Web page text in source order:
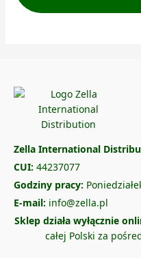
Zella International
CUI: 44237077
Godziny pracy:
E-mail: info@zella.pl
Sklep działa wyłącznie
całej Polski za